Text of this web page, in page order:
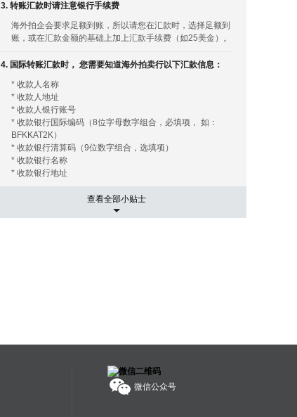
3. 转账汇款时请注意银行手续费
海外拍企会要求足额到账，所以请您在汇款时，选择足额到
账，或在汇款金额的基础上加上汇款手续费（如25美金）。
4. 国际转账汇款时， 您需要知道海外拍卖行以下汇款信息：
* 收款人名称
* 收款人地址
* 收款人银行账号
* 收款银行国际编码（8位字母数字组合，必填项， 如：
BFKKAT2K）
* 收款银行清算码（9位数字组合，选填项）
* 收款银行名称
* 收款银行地址
有的海外拍卖行会替您安排和协调运输， 您只需要支付相关
接受人（即买家）自行承担。 征收标准：具体征收标准和额
度以海关通知和解释为准。
查看全部小贴士
微信公众号